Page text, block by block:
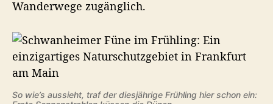
h
w
h
Wanderwege zugänglich.
So wie’s aussieht, traf der diesjährige Frühling hier schon ein: